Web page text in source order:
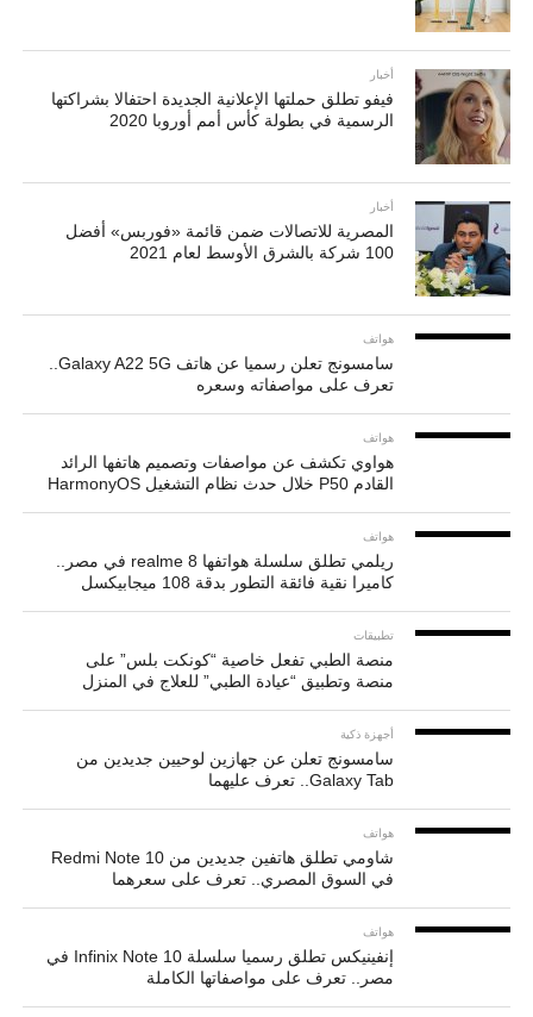
أخبار
فيفو تطلق حملتها الإعلانية الجديدة احتفالا بشراكتها
الرسمية في بطولة كأس أمم أوروبا 2020
أخبار
المصرية للاتصالات ضمن قائمة «فوربس» أفضل
100 شركة بالشرق الأوسط لعام 2021
هواتف
سامسونج تعلن رسميا عن هاتف Galaxy A22 5G..
تعرف على مواصفاته وسعره
هواتف
هواوي تكشف عن مواصفات وتصميم هاتفها الرائد
القادم P50 خلال حدث نظام التشغيل HarmonyOS
هواتف
ريلمي تطلق سلسلة هواتفها realme 8 في مصر..
كاميرا نقية فائقة التطور بدقة 108 ميجابيكسل
تطبيقات
منصة الطبي تفعل خاصية “كونكت بلس” على
منصة وتطبيق “عيادة الطبي” للعلاج في المنزل
أجهزة ذكية
سامسونج تعلن عن جهازين لوحيين جديدين من
Galaxy Tab.. تعرف عليهما
هواتف
شاومي تطلق هاتفين جديدين من Redmi Note 10
في السوق المصري.. تعرف على سعرهما
هواتف
إنفينيكس تطلق رسميا سلسلة Infinix Note 10 في
مصر.. تعرف على مواصفاتها الكاملة